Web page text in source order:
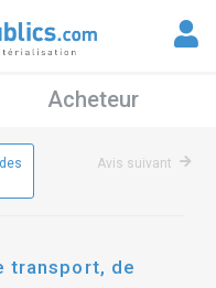
Acheteur
Avis suivant
transport, de